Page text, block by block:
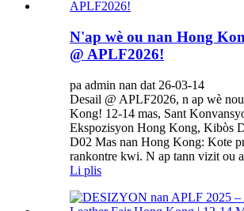
N'ap wè ou nan Hong
@ APLF2026!
pa admin nan dat 26-03-14
Desail @ APLF2026, n ap wè
Kong! 12-14 mas, Sant
Ekspozisyon Hong Kong, Kibòs
D02 Mas nan Hong Kong: Kote
rankontre kwi. N ap tann vizit ou
Li plis